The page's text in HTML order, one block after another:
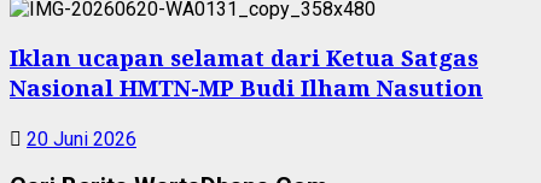
Iklan ucapan selamat dari Ketua Satgas
Nasional HMTN-MP Budi Ilham Nasution
20 Juni 2026